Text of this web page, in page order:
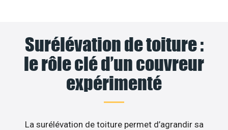
Surélévation de toiture :
le rôle clé d’un couvreur
expérimenté
La surélévation de toiture permet d’agrandir sa